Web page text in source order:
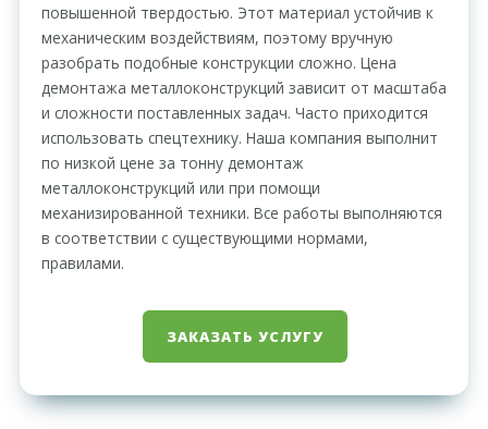
повышенной твердостью. Этот материал устойчив к
механическим воздействиям, поэтому вручную
разобрать подобные конструкции сложно. Цена
демонтажа металлоконструкций зависит от масштаба
и сложности поставленных задач. Часто приходится
использовать спецтехнику. Наша компания выполнит
по низкой цене за тонну демонтаж
металлоконструкций или при помощи
механизированной техники. Все работы выполняются
в соответствии с существующими нормами,
правилами.
ЗАКАЗАТЬ УСЛУГУ